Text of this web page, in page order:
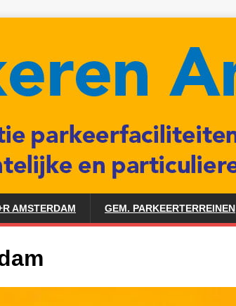
AMSTERDAM GEM. PARKEERTERREINEN